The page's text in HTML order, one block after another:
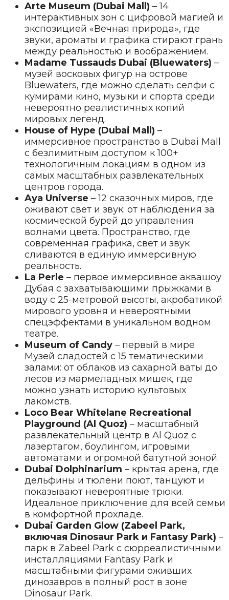
Arte Museum (Dubai Mall) – 14
интерактивных зон с цифровой магией и
экспозицией «Вечная природа», где
звуки, ароматы и графика стирают грань
между реальностью и воображением.
Madame Tussauds Dubai (Bluewaters) –
музей восковых фигур на острове
Bluewaters, где можно сделать селфи с
кумирами кино, музыки и спорта среди
невероятно реалистичных копий
мировых легенд.
House of Hype (Dubai Mall) –
иммерсивное пространство в Dubai Mall
с безлимитным доступом к 100+
технологичным локациям в одном из
самых масштабных развлекательных
центров города.
Aya Universe – 12 сказочных миров, где
оживают свет и звук: от наблюдения за
космической бурей до управления
волнами цвета. Пространство, где
современная графика, свет и звук
сливаются в единую иммерсивную
реальность.
La Perle – первое иммерсивное аквашоу
Дубая с захватывающими прыжками в
воду с 25-метровой высоты, акробатикой
мирового уровня и невероятными
спецэффектами в уникальном водном
театре.
Museum of Candy– первый в мире
Музей сладостей с 15 тематическими
залами: от облаков из сахарной ваты до
лесов из мармеладных мишек, где
можно узнать историю культовых
лакомств.
Loco Bear Whitelane Recreational
Playground (Al Quoz) – масштабный
развлекательный центр в Al Quoz с
лазертагом, боулингом, игровыми
автоматами и огромной батутной зоной.
Dubai Dolphinarium – крытая арена, где
дельфины и тюлени поют, танцуют и
показывают невероятные трюки.
Идеальное приключение для всей семьи
в комфортной прохладе.
Dubai Garden Glow (Zabeel Park,
включая Dinosaur Park и Fantasy Park) –
парк в Zabeel Park с сюрреалистичными
инсталляциями Fantasy Park и
масштабными фигурами оживших
динозавров в полный рост в зоне
Dinosaur Park.